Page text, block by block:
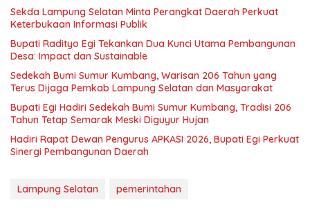
Sekda Lampung Selatan Minta Perangkat Daerah Perkuat
Keterbukaan Informasi Publik
Bupati Radityo Egi Tekankan Dua Kunci Utama Pembangunan
Desa: Impact dan Sustainable
Sedekah Bumi Sumur Kumbang, Warisan 206 Tahun yang
Terus Dijaga Pemkab Lampung Selatan dan Masyarakat
Bupati Egi Hadiri Sedekah Bumi Sumur Kumbang, Tradisi 206
Tahun Tetap Semarak Meski Diguyur Hujan
Hadiri Rapat Dewan Pengurus APKASI 2026, Bupati Egi Perkuat
Sinergi Pembangunan Daerah
Lampung Selatan pemerintahan